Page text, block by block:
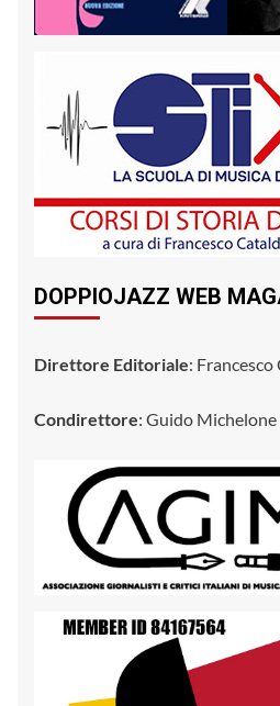
DOPPIOJAZZ WEB
Direttore Editoriale:
Condirettore: Guido Michelone